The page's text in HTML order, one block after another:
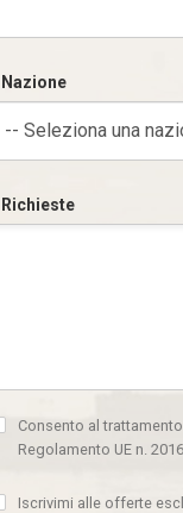
Nazione
-- Seleziona una
Richieste
Consento al
Regolamento UE n.
Iscrivimi alle offerte